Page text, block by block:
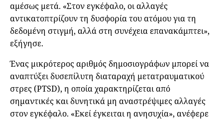
αμέσως μετά. «Στον εγκέφαλο, οι αλλαγές
αντικατοπτρίζουν τη δυσφορία του ατόμου για τη
δεδομένη στιγμή, αλλά στη συνέχεια επανακάμπτει»,
εξήγησε.
Ένας μικρότερος αριθμός δημοσιογράφων μπορεί να
αναπτύξει δυσεπίλυτη διαταραχή μετατραυματικού
στρες (PTSD), η οποία χαρακτηρίζεται από
σημαντικές και δυνητικά μη αναστρέψιμες αλλαγές
στον εγκέφαλο. «Εκεί έγκειται η ανησυχία», ανέφερε